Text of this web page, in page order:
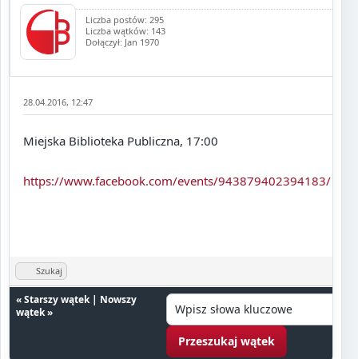
Liczba postów: 295
Liczba wątków: 143
Dołączył: Jan 1970
28.04.2016, 12:47
Miejska Biblioteka Publiczna, 17:00
https://www.facebook.com/events/943879402394183/
Szukaj
«Starszy wątek| Nowszy
wątek»